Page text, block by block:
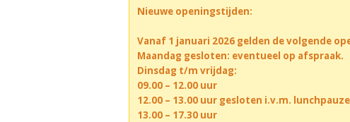
Nieuwe openingstijden:
Vanaf 1 januari 2026 gelden de volgende
Maandag gesloten: eventueel op afspraak.
Dinsdag t/m vrijdag:
09.00 – 12.00 uur
12.00 – 13.00 uur gesloten i.v.m. lunchpauze
13.00 – 17.30 uur